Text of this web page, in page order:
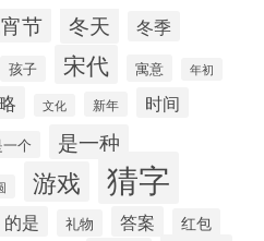
节 冬天 冬季
孩子 宋代 寓意 年初
文化 新年 时间
一个 是一种
游戏 猜字
的是 礼物 答案 红包